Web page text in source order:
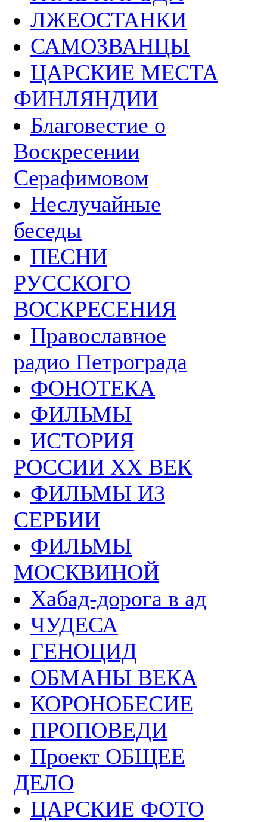
ЛЖЕОСТАНКИ
САМОЗВАНЦЫ
ЦАРСКИЕ МЕСТА
ФИНЛЯНДИИ
Благовестие о
Воскресении
Серафимовом
Неслучайные
беседы
ПЕСНИ
РУССКОГО
ВОСКРЕСЕНИЯ
Православное
радио Петрограда
ФОНОТЕКА
ФИЛЬМЫ
ИСТОРИЯ
РОССИИ ХХ ВЕК
ФИЛЬМЫ ИЗ
СЕРБИИ
ФИЛЬМЫ
МОСКВИНОЙ
Хабад-дорога в ад
ЧУДЕСА
ГЕНОЦИД
ОБМАНЫ ВЕКА
КОРОНОБЕСИЕ
ПРОПОВЕДИ
Проект ОБЩЕЕ
ДЕЛО
ЦАРСКИЕ ФОТО